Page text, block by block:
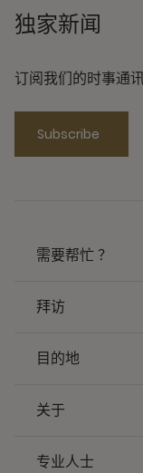
独家新闻
订阅我们的时事通
Subscribe
需要帮忙 ？
拜访
目的地
关于
专业人士